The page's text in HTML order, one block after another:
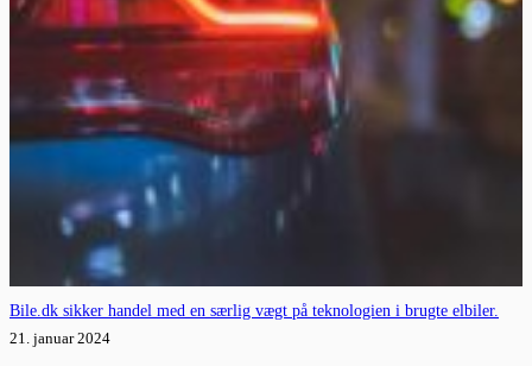
Bile.dk sikker handel med en særlig vægt på teknologien i brugte elbiler.
21. januar 2024